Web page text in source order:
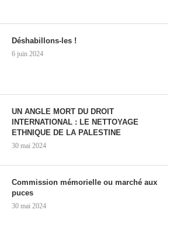
Déshabillons-les !
6 juin 2024
UN ANGLE MORT DU DROIT
INTERNATIONAL : LE NETTOYAGE
ETHNIQUE DE LA PALESTINE
30 mai 2024
Commission mémorielle ou marché aux
puces
30 mai 2024